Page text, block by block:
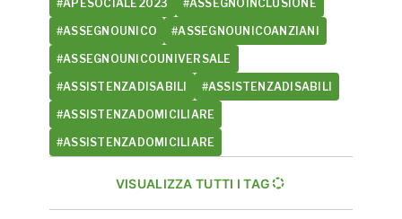
#APESOCIALE2023 #ASSEGNOINCLUSIONE
#ASSEGNOUNICO #ASSEGNOUNICOANZIANI
#ASSEGNOUNICOUNIVERSALE
#ASSISTENZADISABILI #ASSISTENZADISABILI
#ASSISTENZADOMICILIARE
#ASSISTENZADOMICILIARE
VISUALIZZA TUTTI I TAG